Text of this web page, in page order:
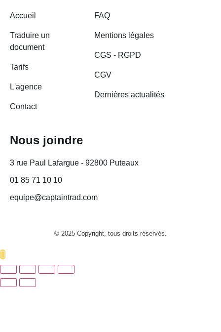
Accueil
Traduire un
document
Tarifs
L'agence
Contact
FAQ
Mentions légales
CGS - RGPD
CGV
Dernières actualités
Nous joindre
3 rue Paul Lafargue - 92800 Puteaux
01 85 71 10 10
equipe@captaintrad.com
© 2025 Copyright, tous droits réservés.